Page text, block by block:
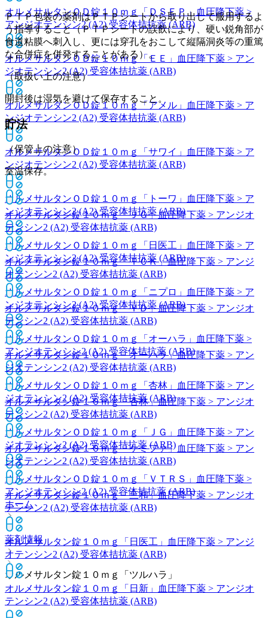
オルメサルタンＯＤ錠１０ｍｇ「ＤＳＥＰ」 血圧降下薬 >
アンジオテンシン2 (A2) 受容体拮抗薬 (ARB)
オルメサルタンＯＤ錠１０ｍｇ「ＥＥ」
血圧降下薬 > アン
ジオテンシン2 (A2) 受容体拮抗薬 (ARB)
オルメサルタンＯＤ錠１０ｍｇ「アメル」
血圧降下薬 > ア
ンジオテンシン2 (A2) 受容体拮抗薬 (ARB)
オルメサルタンＯＤ錠１０ｍｇ「サワイ」
血圧降下薬 > ア
ンジオテンシン2 (A2) 受容体拮抗薬 (ARB)
オルメサルタンＯＤ錠１０ｍｇ「トーワ」
血圧降下薬 > ア
ンジオテンシン2 (A2) 受容体拮抗薬 (ARB)
オルメサルタンＯＤ錠１０ｍｇ「日医工」
血圧降下薬 > ア
ンジオテンシン2 (A2) 受容体拮抗薬 (ARB)
オルメサルタンＯＤ錠１０ｍｇ「ニプロ」
血圧降下薬 > ア
ンジオテンシン2 (A2) 受容体拮抗薬 (ARB)
オルメサルタンＯＤ錠１０ｍｇ「オーハラ」
血圧降下薬 >
アンジオテンシン2 (A2) 受容体拮抗薬 (ARB)
オルメサルタンＯＤ錠１０ｍｇ「杏林」
血圧降下薬 > アン
ジオテンシン2 (A2) 受容体拮抗薬 (ARB)
オルメサルタンＯＤ錠１０ｍｇ「ＪＧ」
血圧降下薬 > アン
ジオテンシン2 (A2) 受容体拮抗薬 (ARB)
オルメサルタンＯＤ錠１０ｍｇ「ＶＴＲＳ」
血圧降下薬 >
アンジオテンシン2 (A2) 受容体拮抗薬 (ARB)
ホーム
薬剤情報
オルメサルタン錠１０ｍｇ「ツルハラ」
ＰＴＰ包装の薬剤はＰＴＰシートから取り出して服用するよ
う指導すること（ＰＴＰシートの誤飲により、硬い鋭角部が
食道粘膜へ刺入し、更には穿孔をおこして縦隔洞炎等の重篤
な合併症を併発することがある）。
（取扱い上の注意）
開封後は湿気を避けて保存すること。
貯法
（保管上の注意）
室温保存。
オルメサルタン錠１０ｍｇ「ＪＧ」血圧降下薬 > アンジオ
テンシン2 (A2) 受容体拮抗薬 (ARB)
オルメサルタン錠１０ｍｇ「ＴＣＫ」血圧降下薬 > アンジ
オテンシン2 (A2) 受容体拮抗薬 (ARB)
オルメサルタン錠１０ｍｇ「ＹＤ」血圧降下薬 > アンジオ
テンシン2 (A2) 受容体拮抗薬 (ARB)
オルメサルタン錠１０ｍｇ「オーハラ」血圧降下薬 > アン
ジオテンシン2 (A2) 受容体拮抗薬 (ARB)
オルメサルタン錠１０ｍｇ「杏林」血圧降下薬 > アンジオ
テンシン2 (A2) 受容体拮抗薬 (ARB)
オルメサルタン錠１０ｍｇ「ケミファ」 血圧降下薬 > アン
ジオテンシン2 (A2) 受容体拮抗薬 (ARB)
オルメサルタン錠１０ｍｇ「三和」血圧降下薬 > アンジオ
テンシン2 (A2) 受容体拮抗薬 (ARB)
オルメサルタン錠１０ｍｇ「日医工」
血圧降下薬 > アンジ
オテンシン2 (A2) 受容体拮抗薬 (ARB)
オルメサルタン錠１０ｍｇ「日新」
血圧降下薬 > アンジオ
テンシン2 (A2) 受容体拮抗薬 (ARB)